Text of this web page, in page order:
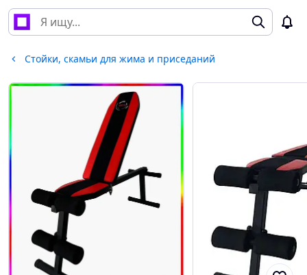
Стойки, скамьи для жима и приседаний